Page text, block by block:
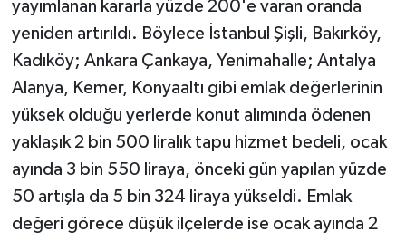
yayımlanan kararla yüzde 200'e varan oranda
yeniden artırıldı. Böylece İstanbul Şişli, Bakırköy,
Kadıköy; Ankara Çankaya, Yenimahalle; Antalya
Alanya, Kemer, Konyaaltı gibi emlak değerlerinin
yüksek olduğu yerlerde konut alımında ödenen
yaklaşık 2 bin 500 liralık tapu hizmet bedeli, ocak
ayında 3 bin 550 liraya, önceki gün yapılan yüzde
50 artışla da 5 bin 324 liraya yükseldi. Emlak
değeri görece düşük ilçelerde ise ocak ayında 2